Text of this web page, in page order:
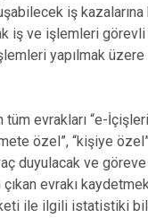
iş kazalarına
iş ve işlemleri görevli
yapılmak üzere
evrakları “e-İçişleri
özel”, “kişiye
duyulacak ve
evrakı
ile ilgili istatistiki